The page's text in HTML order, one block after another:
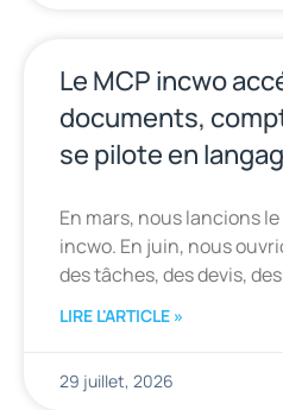
Le MCP incwo
documents,
se pilote en
En mars, nous lancions
incwo. En juin, nous
des tâches, des devis,
LIRE L'ARTICLE »
29 juillet, 2026